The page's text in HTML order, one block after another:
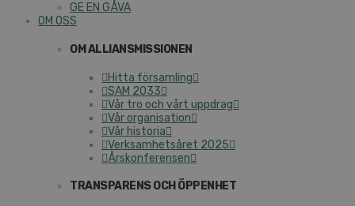
GE EN GÅVA
OM OSS
OM ALLIANSMISSIONEN
Hitta församling
SAM 2033
Vår tro och vårt uppdrag
Vår organisation
Vår historia
Verksamhetsåret 2025
Årskonferensen
TRANSPARENS OCH ÖPPENHET